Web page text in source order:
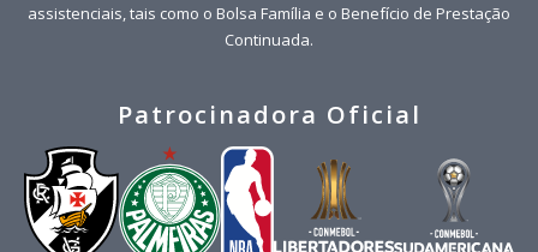
assistenciais, tais como o Bolsa Família e o Benefício de Prestação
Continuada.
Patrocinadora Oficial